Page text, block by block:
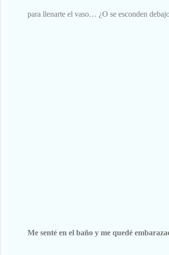
para llenarte el vaso… ¿O se esconden
Me senté en el baño y me quedé